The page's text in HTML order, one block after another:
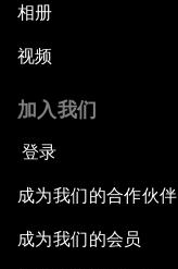
相册
视频
加入我们
登录
成为我们的合作伙伴
成为我们的会员